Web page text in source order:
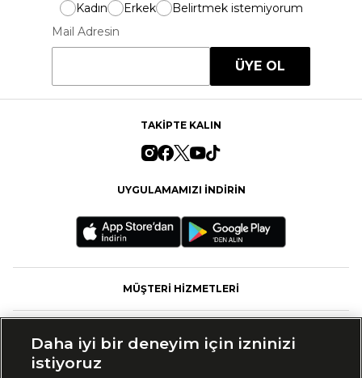
Kadın Erkek
Belirtmek istemiyorum
Mail Adresin
ÜYE OL
TAKİPTE KALIN
UYGULAMAMIZI İNDİRİN
MÜŞTERİ HİZMETLERİ
Daha iyi bir deneyim için izninizi
istiyoruz